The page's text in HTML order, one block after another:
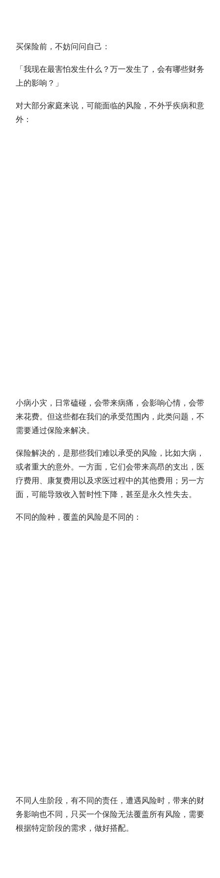
买保险前，不妨问问自己：
「我现在最害怕发生什么？万一发生了，会有哪些财务
上的影响？」
对大部分家庭来说，可能面临的风险，不外乎疾病和意
外：
小病小灾，日常磕碰，会带来病痛，会影响心情，会带
来花费。但这些都在我们的承受范围内，此类问题，不
需要通过保险来解决。
保险解决的，是那些我们难以承受的风险，比如大病，
或者重大的意外。一方面，它们会带来高昂的支出，医
疗费用、康复费用以及求医过程中的其他费用；另一方
面，可能导致收入暂时性下降，甚至是永久性失去。
不同的险种，覆盖的风险是不同的：
不同人生阶段，有不同的责任，遭遇风险时，带来的财
务影响也不同，只买一个保险无法覆盖所有风险，需要
根据特定阶段的需求，做好搭配。